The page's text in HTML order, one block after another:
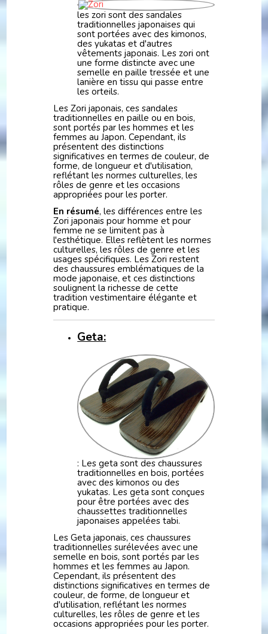
les zori sont des sandales
traditionnelles japonaises qui
sont portées avec des kimonos,
des yukatas et d'autres
vêtements japonais. Les zori ont
une forme distincte avec une
semelle en paille tressée et une
lanière en tissu qui passe entre
les orteils.
Les Zori japonais, ces sandales
traditionnelles en paille ou en bois,
sont portés par les hommes et les
femmes au Japon. Cependant, ils
présentent des distinctions
significatives en termes de couleur, de
forme, de longueur et d'utilisation,
reflétant les normes culturelles, les
rôles de genre et les occasions
appropriées pour les porter.
En résumé, les différences entre les
Zori japonais pour homme et pour
femme ne se limitent pas à
l'esthétique. Elles reflètent les normes
culturelles, les rôles de genre et les
usages spécifiques. Les Zori restent
des chaussures emblématiques de la
mode japonaise, et ces distinctions
soulignent la richesse de cette
tradition vestimentaire élégante et
pratique.
Geta:
: Les geta sont des chaussures
traditionnelles en bois, portées
avec des kimonos ou des
yukatas. Les geta sont conçues
pour être portées avec des
chaussettes traditionnelles
japonaises appelées tabi.
Les Geta japonais, ces chaussures
traditionnelles surélevées avec une
semelle en bois, sont portés par les
hommes et les femmes au Japon.
Cependant, ils présentent des
distinctions significatives en termes de
couleur, de forme, de longueur et
d'utilisation, reflétant les normes
culturelles, les rôles de genre et les
occasions appropriées pour les porter.